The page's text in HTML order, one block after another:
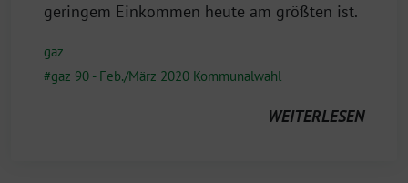
geringem Einkommen heute am größten ist.
gaz
gaz 90 - Feb./März 2020 Kommunalwahl
WEITERLESEN